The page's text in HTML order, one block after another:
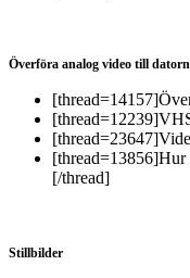
Överföra analog video till datorn
[thread=13856]Hur
[/thread]
Stillbilder